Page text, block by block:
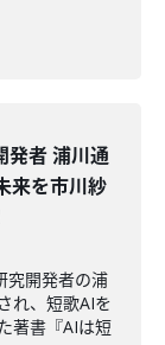
発者 浦川通
来を市川紗
究開発者の浦
れ、短歌AIを
著書『AIは短